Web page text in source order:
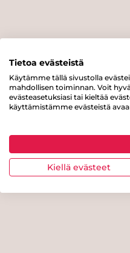
Tietoa evästeistä
Käytämme tällä sivustolla
mahdollisen toiminnan. Voit
evästeasetuksiasi tai kieltää
käyttämistämme evästeistä
Kiellä evästeet